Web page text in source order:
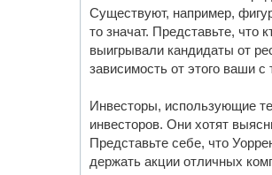
Существуют, например,
то значат. Представьте, что
выигрывали кандидаты от
зависимость от этого ваши
Инвесторы, использующие
инвесторов. Они хотят
Представьте себе, что
держать акции отличных